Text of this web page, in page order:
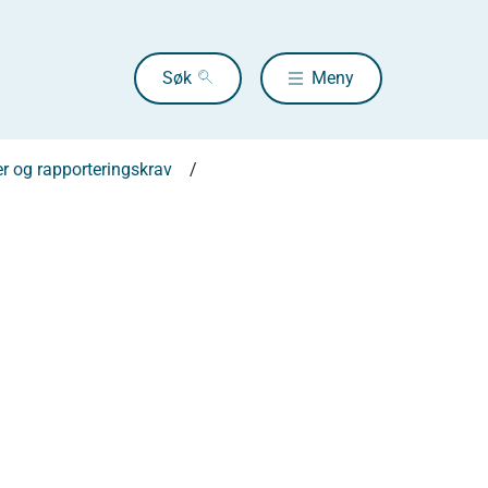
Søk Meny
og rapporteringskrav